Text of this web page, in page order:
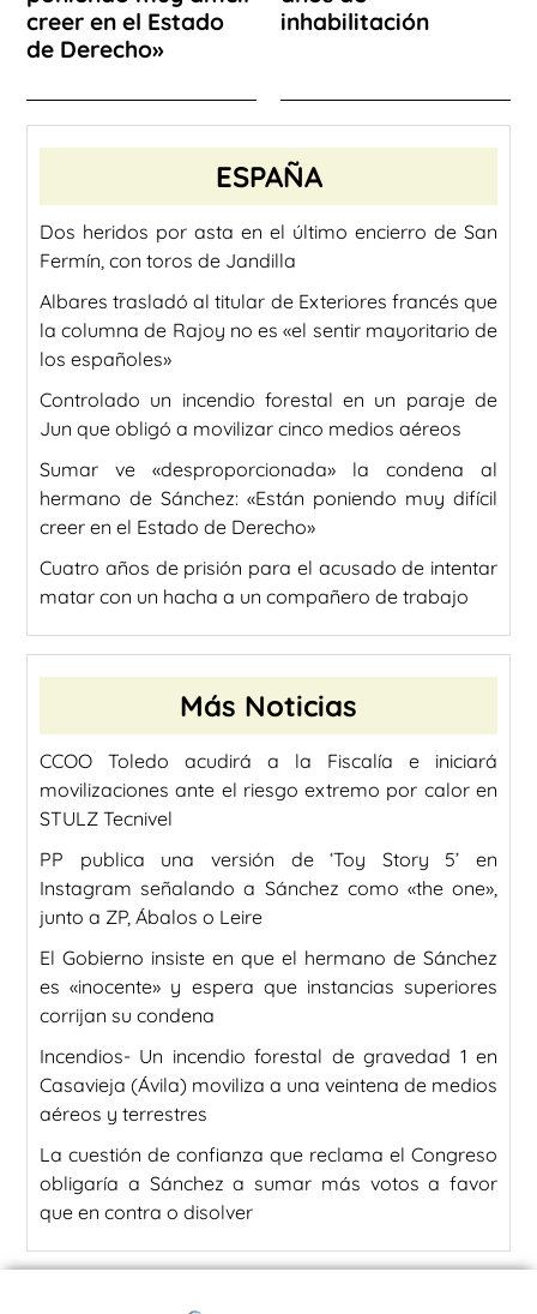
creer en el Estado
de Derecho»
inhabilitación
ESPAÑA
Dos heridos por asta en el último encierro de San
Fermín, con toros de Jandilla
Albares trasladó al titular de Exteriores francés que
la columna de Rajoy no es «el sentir mayoritario de
los españoles»
Controlado un incendio forestal en un paraje de
Jun que obligó a movilizar cinco medios aéreos
Sumar ve «desproporcionada» la condena al
hermano de Sánchez: «Están poniendo muy difícil
creer en el Estado de Derecho»
Cuatro años de prisión para el acusado de intentar
matar con un hacha a un compañero de trabajo
Más Noticias
CCOO Toledo acudirá a la Fiscalía e iniciará
movilizaciones ante el riesgo extremo por calor en
STULZ Tecnivel
PP publica una versión de ‘Toy Story 5’ en
Instagram señalando a Sánchez como «the one»,
junto a ZP, Ábalos o Leire
El Gobierno insiste en que el hermano de Sánchez
es «inocente» y espera que instancias superiores
corrijan su condena
Incendios- Un incendio forestal de gravedad 1 en
Casavieja (Ávila) moviliza a una veintena de medios
aéreos y terrestres
La cuestión de confianza que reclama el Congreso
obligaría a Sánchez a sumar más votos a favor
que en contra o disolver